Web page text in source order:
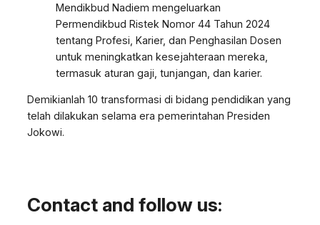
Mendikbud Nadiem mengeluarkan
Permendikbud Ristek Nomor 44 Tahun 2024
tentang Profesi, Karier, dan Penghasilan Dosen
untuk meningkatkan kesejahteraan mereka,
termasuk aturan gaji, tunjangan, dan karier.
Demikianlah 10 transformasi di bidang pendidikan yang
telah dilakukan selama era pemerintahan Presiden
Jokowi.
Contact and follow us: